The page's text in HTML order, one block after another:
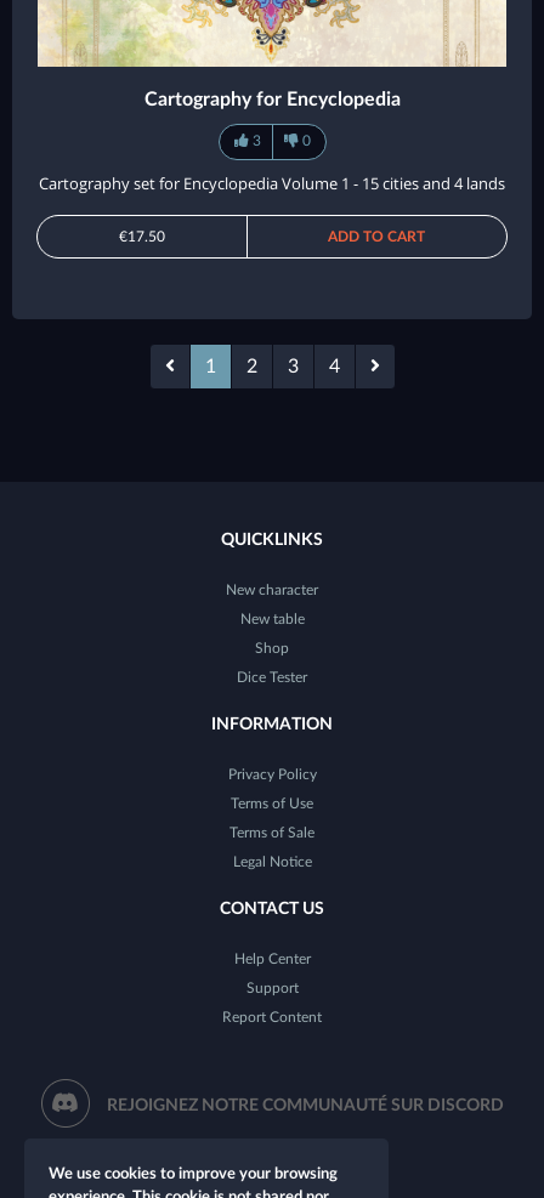
Cartography for Encyclopedia
3 0
Cartography set for Encyclopedia Volume 1 - 15 cities and 4 lands
€17.50 ADD TO CART
1 2 3 4
QUICKLINKS
New character
New table
Shop
Dice Tester
INFORMATION
Privacy Policy
Terms of Use
Terms of Sale
Legal Notice
CONTACT US
Help Center
Support
Report Content
REJOIGNEZ NOTRE COMMUNAUTÉ SUR DISCORD
We use cookies to improve your browsing